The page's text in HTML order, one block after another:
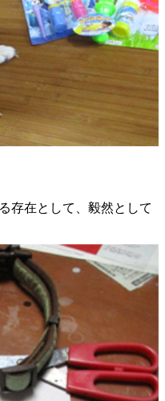
存在として、毅然として